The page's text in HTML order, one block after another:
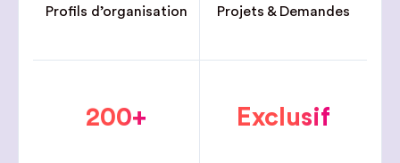
Profils d’organisation Projets & Demandes
200+ Exclusif